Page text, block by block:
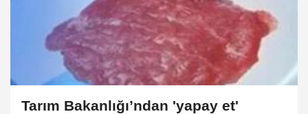
Tarım Bakanlığı’ndan 'yapay et'